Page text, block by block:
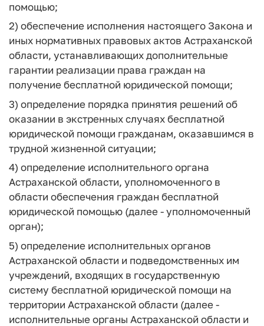
помощью;
2) обеспечение исполнения настоящего Закона и
иных нормативных правовых актов Астраханской
области, устанавливающих дополнительные
гарантии реализации права граждан на
получение бесплатной юридической помощи;
3) определение порядка принятия решений об
оказании в экстренных случаях бесплатной
юридической помощи гражданам, оказавшимся в
трудной жизненной ситуации;
4) определение исполнительного органа
Астраханской области, уполномоченного в
области обеспечения граждан бесплатной
юридической помощью (далее - уполномоченный
орган);
5) определение исполнительных органов
Астраханской области и подведомственных им
учреждений, входящих в государственную
систему бесплатной юридической помощи на
территории Астраханской области (далее -
исполнительные органы Астраханской области и